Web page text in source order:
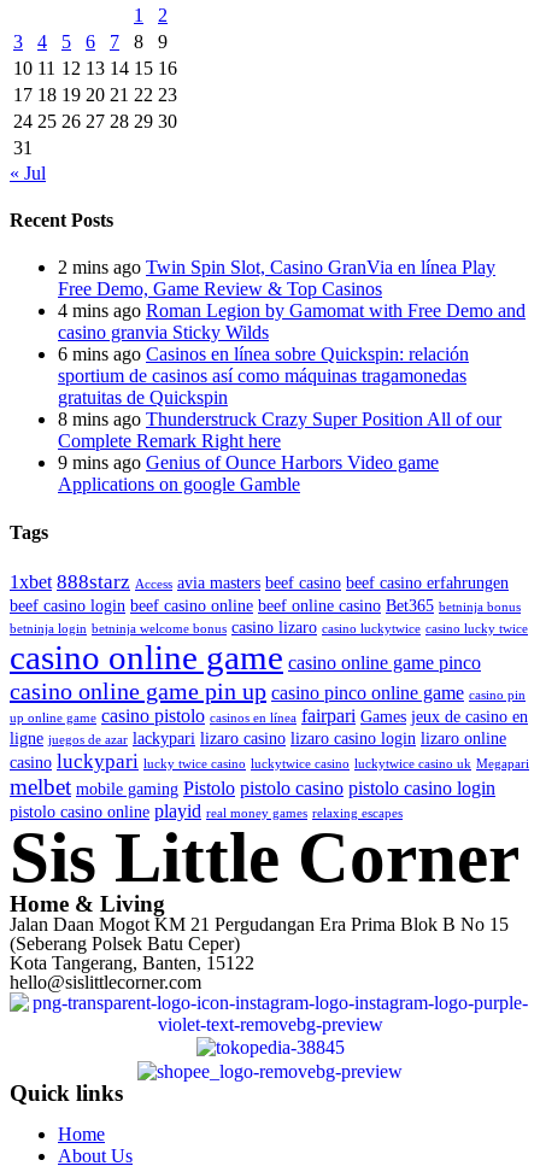
1
2
3
4 5 6 7 8
9
10 11 12 13 14 15 16
17 18 19 20 21 22 23
24 25 26 27 28 29 30
31
« Jul
Recent Posts
2 mins ago Twin Spin Slot, Casino GranVia en línea Play
Free Demo, Game Review & Top Casinos
4 mins ago Roman Legion by Gamomat with Free Demo and
casino granvia Sticky Wilds
6 mins ago Casinos en línea sobre Quickspin: relación
sportium de casinos así­ como máquinas tragamonedas
gratuitas de Quickspin
8 mins ago Thunderstruck Crazy Super Position All of our
Complete Remark Right here
9 mins ago Genius of Ounce Harbors Video game
Applications on google Gamble
Tags
1xbet 888starz Access avia masters beef casino beef casino erfahrungen
beef casino login beef casino online beef online casino Bet365 betninja bonus
betninja login betninja welcome bonus casino lizaro casino luckytwice casino lucky twice
casino online game casino online game pinco
casino online game pin up casino pinco online game casino pin
up online game casino pistolo casinos en línea fairpari Games jeux de casino en
ligne juegos de azar lackypari lizaro casino lizaro casino login lizaro online
casino luckypari lucky twice casino luckytwice casino luckytwice casino uk Megapari
melbet mobile gaming Pistolo pistolo casino pistolo casino login
pistolo casino online playid real money games relaxing escapes
Sis Little Corner
Home & Living
Jalan Daan Mogot KM 21 Pergudangan Era Prima Blok B No 15
(Seberang Polsek Batu Ceper)
Kota Tangerang, Banten, 15122
hello@sislittlecorner.com
Quick links
Home
About Us